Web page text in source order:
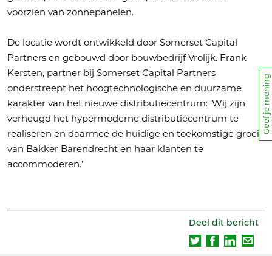
voorzien van zonnepanelen.
De locatie wordt ontwikkeld door Somerset Capital
Partners en gebouwd door bouwbedrijf Vrolijk. Frank
Kersten, partner bij Somerset Capital Partners
onderstreept het hoogtechnologische en duurzame
karakter van het nieuwe distributiecentrum: ‘Wij zijn
verheugd het hypermoderne distributiecentrum te
realiseren en daarmee de huidige en toekomstige groei
van Bakker Barendrecht en haar klanten te
accommoderen.’
Deel dit bericht
Geef je mening